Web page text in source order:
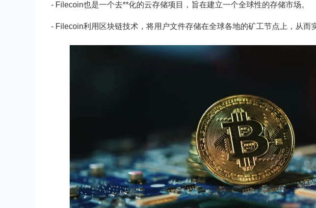
- Filecoin也是一个去**化的云存储项目，旨在建立一个全球性的存储市场。
- Filecoin利用区块链技术，将用户文件存储在全球各地的矿工节点上，从而